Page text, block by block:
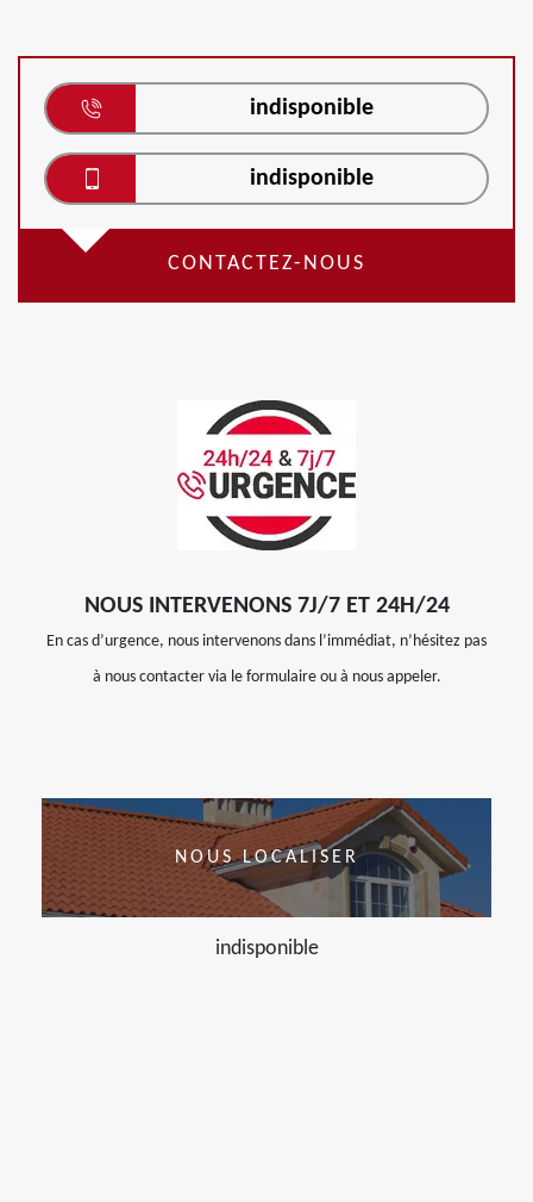
indisponible
indisponible
CONTACTEZ-NOUS
NOUS INTERVENONS 7J/7 ET 24H/24
En cas d’urgence, nous intervenons dans l’immédiat, n’hésitez pas
à nous contacter via le formulaire ou à nous appeler.
NOUS LOCALISER
indisponible